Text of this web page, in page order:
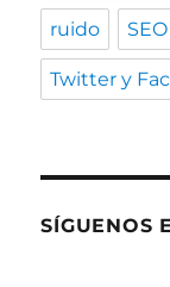
ruido SEO
Twitter y
SÍGUENOS